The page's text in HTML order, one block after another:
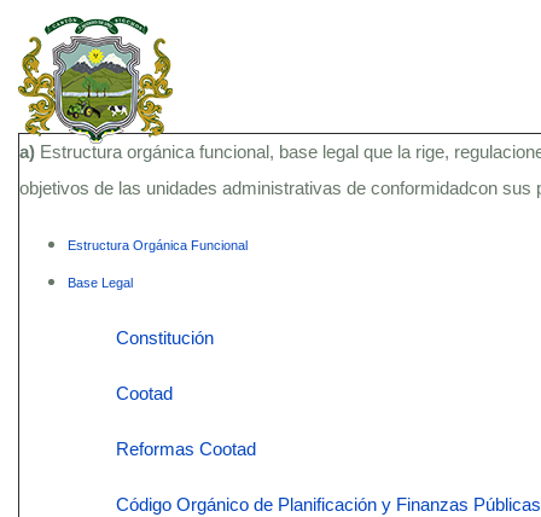
a) Estructura orgánica funcional, base legal que la rige,
objetivos de las unidades administrativas de conformidadcon sus
Estructura Orgánica Funcional
Base Legal
Constitución
Cootad
Reformas Cootad
Código Orgánico de Planificación y Finanzas Públicas